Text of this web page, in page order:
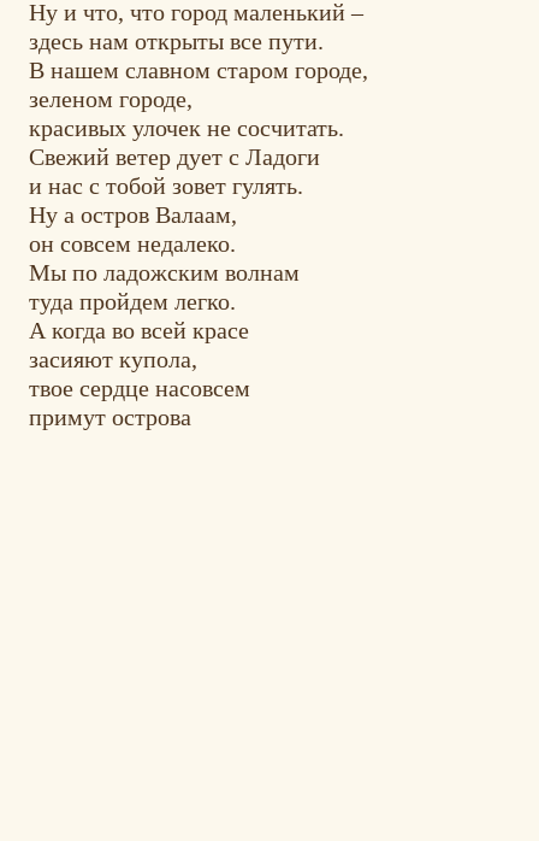
Ну и что, что город маленький –
здесь нам открыты все пути.
В нашем славном старом городе,
зеленом городе,
красивых улочек не сосчитать.
Свежий ветер дует с Ладоги
и нас с тобой зовет гулять.
Ну а остров Валаам,
он совсем недалеко.
Мы по ладожским волнам
туда пройдем легко.
А когда во всей красе
засияют купола,
твое сердце насовсем
примут острова